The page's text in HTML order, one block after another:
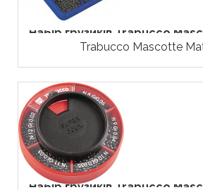
Набір грузиків Trabucco
Trabucco Mascotte
Набір грузиків Trabucco